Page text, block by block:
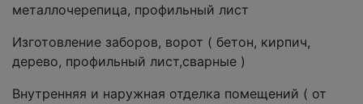
металлочерепица, профильный лист
Изготовление заборов, ворот ( бетон, кирпич,
дерево, профильный лист,сварные )
Внутренняя и наружная отделка помещений ( от